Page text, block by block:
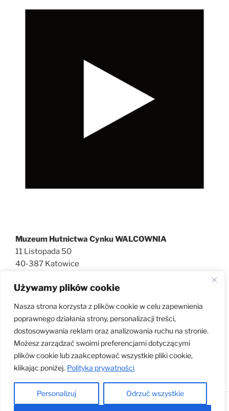
Używamy plików cookie
Nasza strona korzysta z plików cookie w celu zapewnienia
poprawnego działania strony, personalizacji treści,
dostosowywania reklam oraz analizowania ruchu na stronie.
Możesz zarządzać swoimi preferencjami dotyczącymi
plików cookie lub zaakceptować wszystkie pliki cookie,
klikając poniżej. Polityka prywatności
Personalizuj Odrzuć wszystkie
Muzeum Hutnictwa Cynku WALCOWNIA
11 Listopada 50
40-387 Katowice
walcownia@muzeatechniki.pl
KLAUZULA RODO